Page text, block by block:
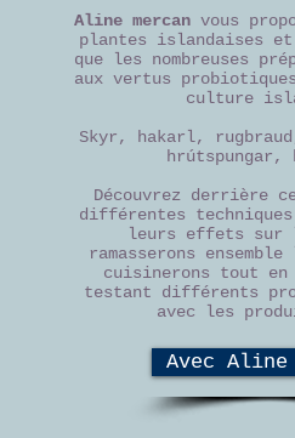
Aline mercan vous
plantes islandaises
que les nombreuses
aux vertus
culture
Skyr, hakarl,
hrútspungar,
Découvrez derrière
différentes
leurs effets sur
ramasserons
cuisinerons tout
testant différents
avec les
Avec Aline